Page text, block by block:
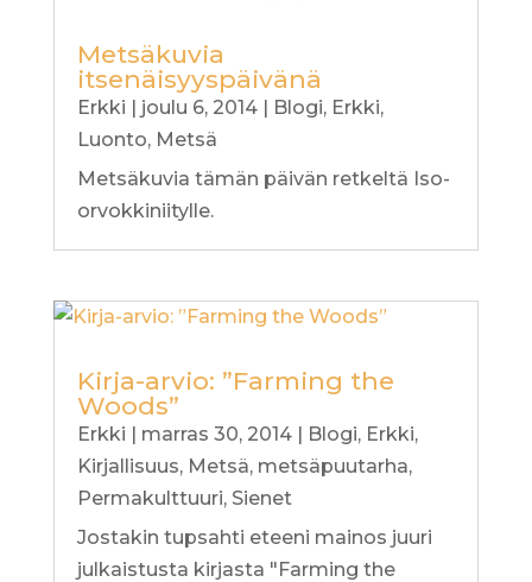
Metsäkuvia
itsenäisyyspäivänä
Erkki joulu 6, 2014| Blogi, Erkki,
Luonto, Metsä
Metsäkuvia tämän päivän retkeltä Iso-
orvokkiniitylle.
Kirja-arvio: ”Farming the
Woods”
Erkki | marras 30, 2014| Blogi, Erkki,
Kirjallisuus, Metsä, metsäpuutarha,
Permakulttuuri, Sienet
Jostakin tupsahti eteeni mainos juuri
julkaistusta kirjasta "Farming the